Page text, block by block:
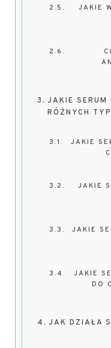
JAKIE
JAKIE SERUM
RÓŻNYCH
JAKIE
JAKIE
JAKIE
JAKIE
DO
JAK DZIAŁA